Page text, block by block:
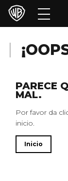
Películas
Franquicias
Colecciones
Noticias
PARECE
MAL.
Por favor da
inicio.
Inicio